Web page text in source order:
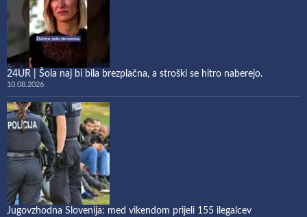
24UR | Šola naj bi bila brezplačna, a stroški se hitro naberejo.
10.08.2026
Jugovzhodna Slovenija: med vikendom prijeli 155 ilegalcev